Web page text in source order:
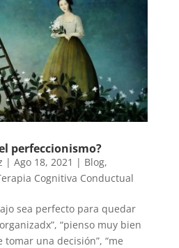
perfeccionismo?
| Ago 18, 2021 | Blog,
Cognitiva Conductual
sea perfecto para quedar
“pienso muy bien
una decisión”, “me